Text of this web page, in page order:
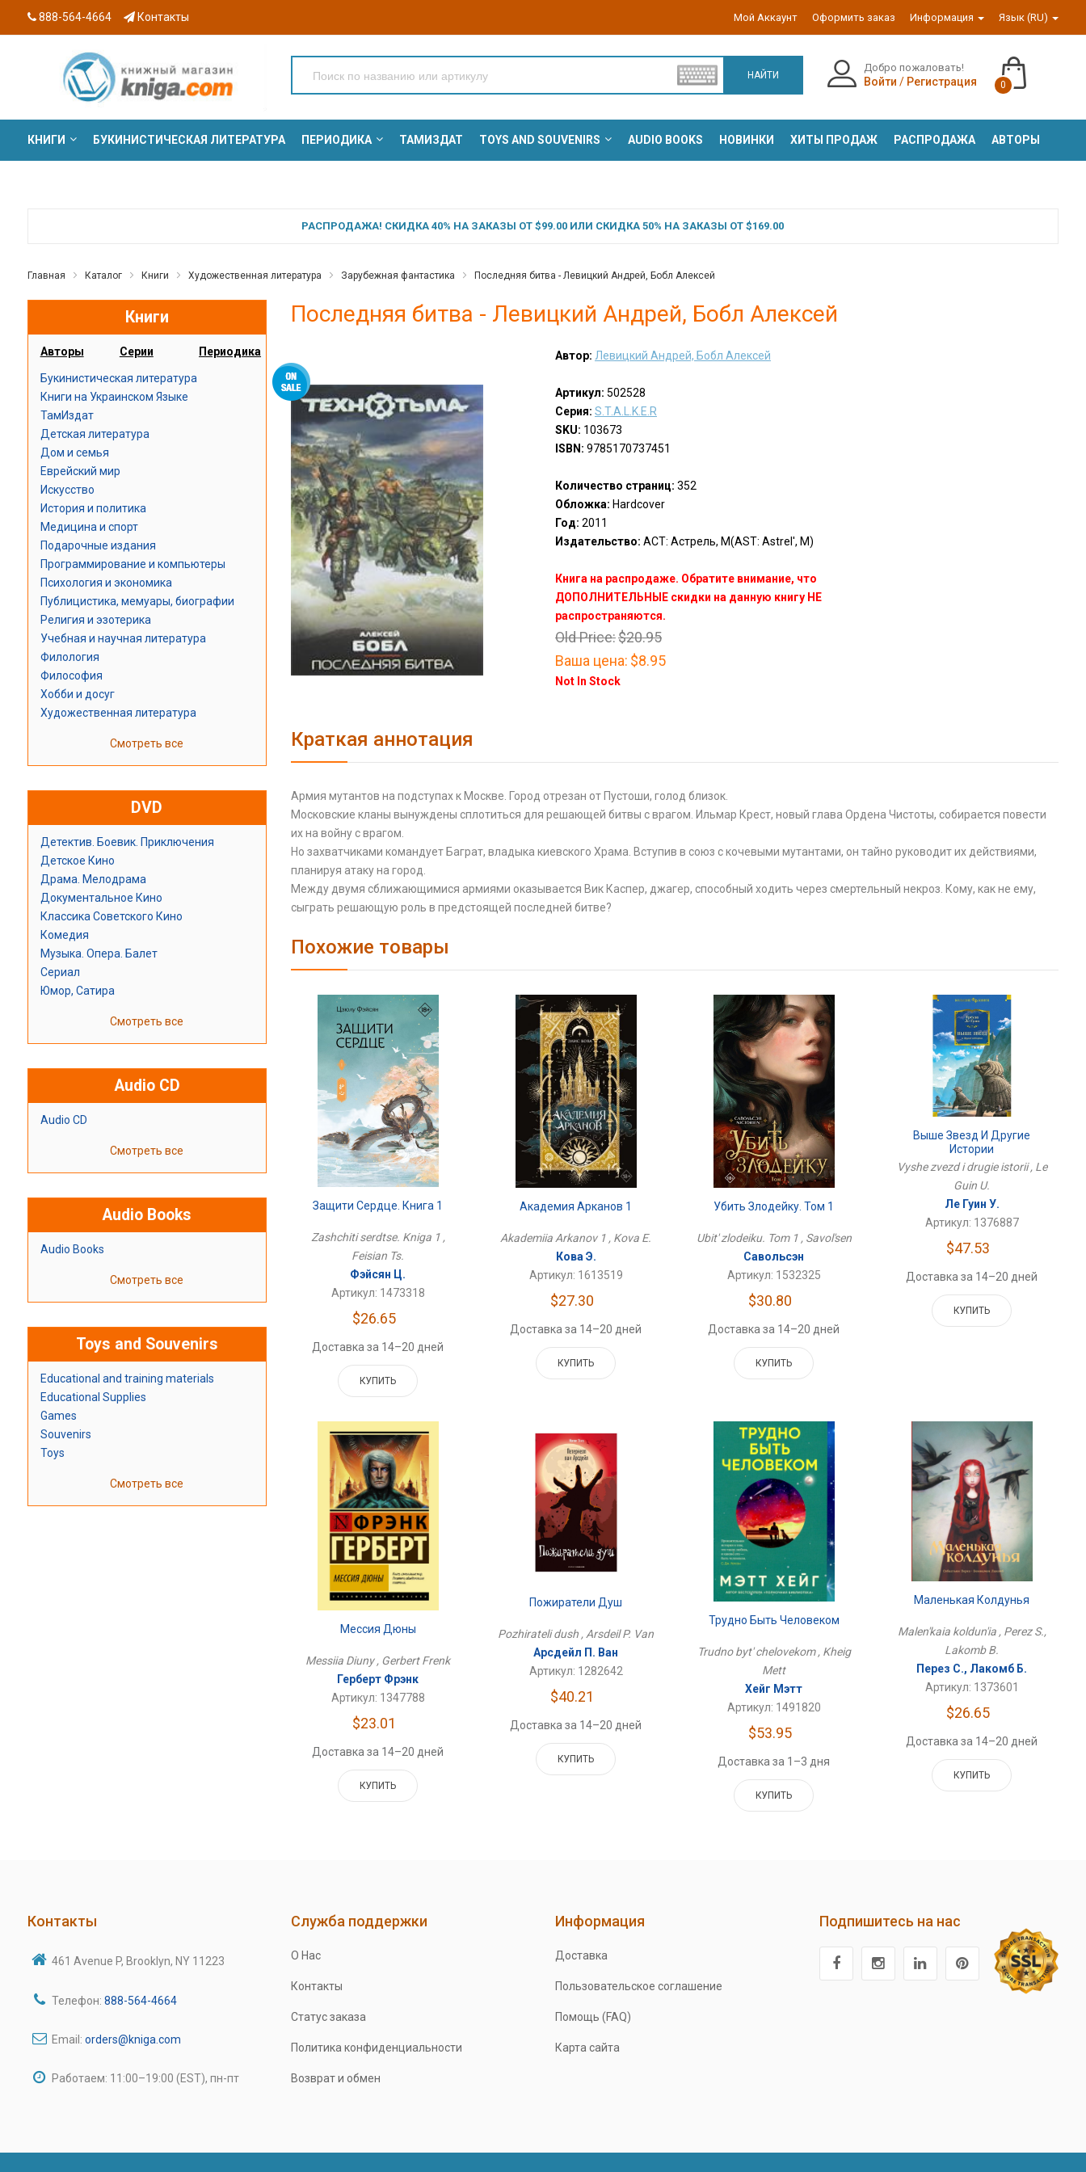
888-564-4664 Контакты Мой Аккаунт Оформить заказ Информация Язык (RU)
НАЙТИ
Добро пожаловать!
Войти / Регистрация 0
КНИГИ БУКИНИСТИЧЕСКАЯ ЛИТЕРАТУРА ПЕРИОДИКА ТАМИЗДАТ TOYS AND SOUVENIRS AUDIO BOOKS НОВИНКИ ХИТЫ ПРОДАЖ РАСПРОДАЖА АВТОРЫ
РАСПРОДАЖА! СКИДКА 40% НА ЗАКАЗЫ ОТ $99.00 ИЛИ СКИДКА 50% НА ЗАКАЗЫ ОТ $169.00
Главная Каталог Книги Художественная литература Зарубежная фантастика Последняя битва - Левицкий Андрей, Бобл Алексей
Книги
Авторы Серии Периодика
Букинистическая литература
Книги на Украинском Языке
ТамИздат
Детская литература
Дом и семья
Еврейский мир
Искусство
История и политика
Медицина и спорт
Подарочные издания
Программирование и компьютеры
Психология и экономика
Публицистика, мемуары, биографии
Религия и эзотерика
Учебная и научная литература
Филология
Философия
Хобби и досуг
Художественная литература
Смотреть все
DVD
Детектив. Боевик. Приключения
Детское Кино
Драма. Мелодрама
Документальное Кино
Классика Советского Кино
Комедия
Музыка. Опера. Балет
Сериал
Юмор, Сатира
Смотреть все
Audio CD
Audio CD
Смотреть все
Audio Books
Audio Books
Смотреть все
Toys and Souvenirs
Educational and training materials
Educational Supplies
Games
Souvenirs
Toys
Смотреть все
Последняя битва - Левицкий Андрей, Бобл Алексей
Автор: Левицкий Андрей, Бобл Алексей
Артикул: 502528
Серия: S.T.A.L.K.E.R
SKU: 103673
ISBN: 9785170737451
Количество страниц: 352
Обложка: Hardcover
Год: 2011
Издательство: АСТ: Астрель, М(AST: Astrel', M)
Книга на распродаже. Обратите внимание, что
ДОПОЛНИТЕЛЬНЫЕ скидки на данную книгу НЕ
распространяются.
Old Price:$20.95
Ваша цена: $8.95
Not In Stock
Краткая аннотация
Армия мутантов на подступах к Москве. Город отрезан от Пустоши, голод близок.
Московские кланы вынуждены сплотиться для решающей битвы с врагом. Ильмар Крест, новый глава Ордена Чистоты, собирается повести
их на войну с врагом.
Но захватчиками командует Баграт, владыка киевского Храма. Вступив в союз с кочевыми мутантами, он тайно руководит их действиями,
планируя атаку на город.
Между двумя сближающимися армиями оказывается Вик Каспер, джагер, способный ходить через смертельный некроз. Кому, как не ему,
сыграть решающую роль в предстоящей последней битве?
Похожие товары
Защити Сердце. Книга 1
Zashchiti serdtse. Kniga 1 ,
Feisian Ts.
Фэйсян Ц.
Артикул: 1473318
$26.65
Доставка за 14–20 дней
КУПИТЬ
Академия Арканов 1
Akademiia Arkanov 1 , Kova E.
Кова Э.
Артикул: 1613519
$27.30
Доставка за 14–20 дней
КУПИТЬ
Убить Злодейку. Том 1
Ubit' zlodeiku. Tom 1 , Savol'sen
Савольсэн
Артикул: 1532325
$30.80
Доставка за 14–20 дней
КУПИТЬ
Выше Звезд И Другие
Истории
Vyshe zvezd i drugie istorii , Le
Guin U.
Ле Гуин У.
Артикул: 1376887
$47.53
Доставка за 14–20 дней
КУПИТЬ
Мессия Дюны
Messiia Diuny , Gerbert Frenk
Герберт Фрэнк
Артикул: 1347788
$23.01
Доставка за 14–20 дней
КУПИТЬ
Пожиратели Душ
Pozhirateli dush , Arsdeil P. Van
Арсдейл П. Ван
Артикул: 1282642
$40.21
Доставка за 14–20 дней
КУПИТЬ
Трудно Быть Человеком
Trudno byt' chelovekom , Kheig
Mett
Хейг Мэтт
Артикул: 1491820
$53.95
Доставка за 1–3 дня
КУПИТЬ
Маленькая Колдунья
Malen'kaia koldun'ia , Perez S.,
Lakomb B.
Перез С., Лакомб Б.
Артикул: 1373601
$26.65
Доставка за 14–20 дней
КУПИТЬ
Контакты
461 Avenue P, Brooklyn, NY 11223
Телефон: 888-564-4664
Email: orders@kniga.com
Работаем: 11:00–19:00 (EST), пн-пт
Служба поддержки
О Нас
Контакты
Статус заказа
Политика конфиденциальности
Возврат и обмен
Информация
Доставка
Пользовательское соглашение
Помощь (FAQ)
Карта сайта
Подпишитесь на нас